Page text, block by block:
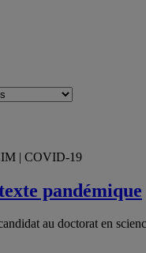
| COVID-19
pandémique
au doctorat en